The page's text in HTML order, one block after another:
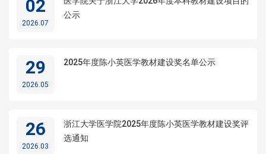
02
2026.07
公示
29
2026.05
2025年度陈小英医学教材建设奖名单公示
26
2026.03
浙江大学医学院2025年度陈小英医学教材建设奖评
选通知